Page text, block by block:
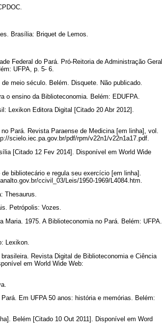
Brasília: Briquet de Lemos.
Federal do Pará. Pró-Reitoria de Administração Geral
UFPA, p. 5- 6.
meio século. Belém. Disquete. Não publicado.
o ensino da Biblioteconomia. Belém: EDUFPA.
Lexikon Editora Digital [Citado 20 Abr 2012].
Pará. Revista Paraense de Medicina [em linha], vol.
scielo.iec.pa.gov.br/pdf/rpm/v22n1/v22n1a17.pdf.
[Citado 12 Fev 2014]. Disponível em World Wide
bibliotecário e regula seu exercício [em linha].
ccivil_03/Leis/1950-1969/L4084.htm.
Thesaurus.
Petrópolis: Vozes.
Maria. 1975. A Biblioteconomia no Pará. Belém: UFPA.
Lexikon.
Revista Digital de Biblioteconomia e Ciência
em World Wide Web:
Em UFPA 50 anos: história e memórias. Belém:
Belém [Citado 10 Out 2011]. Disponível em Word